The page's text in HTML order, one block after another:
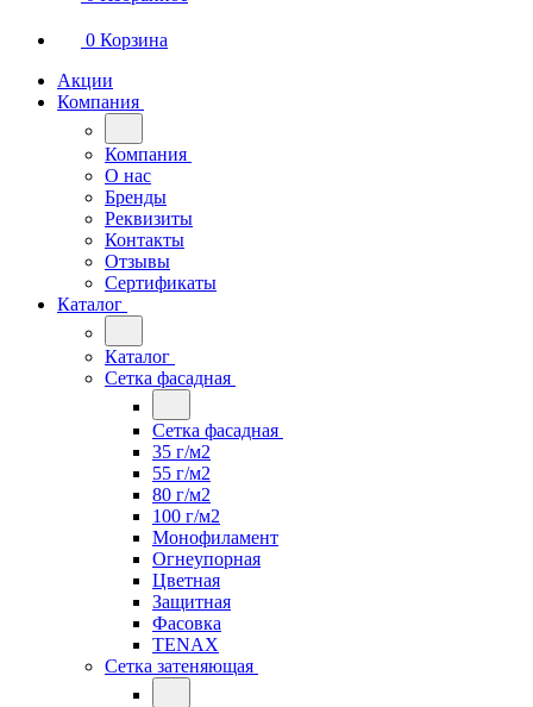
0 Корзина
Акции
Компания
Компания
О нас
Бренды
Реквизиты
Контакты
Отзывы
Сертификаты
Каталог
Каталог
Сетка фасадная
Сетка фасадная
35 г/м2
55 г/м2
80 г/м2
100 г/м2
Монофиламент
Огнеупорная
Цветная
Защитная
Фасовка
TENAX
Сетка затеняющая